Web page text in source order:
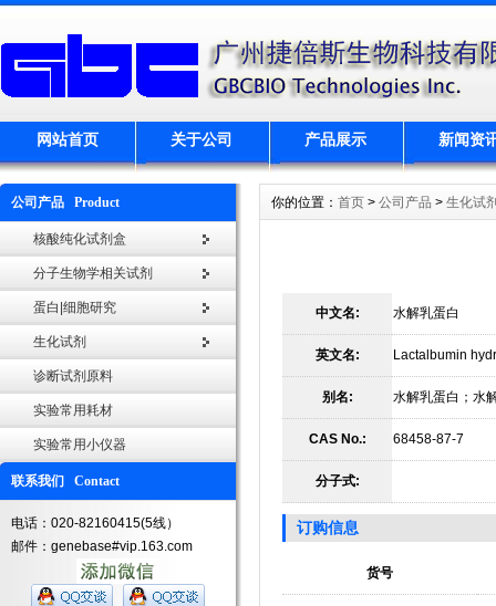
网站首页 关于公司 产品展示 新闻资
公司产品 Product
核酸纯化试剂盒
分子生物学相关试剂
蛋白|细胞研究
生化试剂
诊断试剂原料
实验常用耗材
实验常用小仪器
联系我们 Contact
电话：020-82160415(5线）
邮件：genebase#vip.163.com
你的位置： 首页 > 公司产品 > 生化试
中文名: 水解乳蛋白
英文名: Lactalbumin
别名: 水解乳蛋白；水
CAS No.: 68458-87-7
分子式:
订购信息
货号